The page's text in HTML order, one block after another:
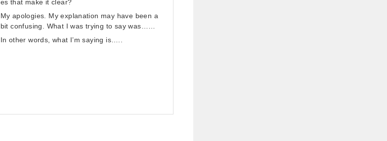
es that make it clear?
My apologies. My explanation may have been a
bit confusing. What I was trying to say was……
In other words, what I’m saying is…..